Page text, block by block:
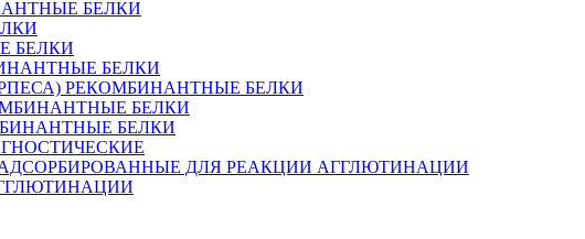
БЕЛКИ
БЕЛКИ
БЕЛКИ
РЕКОМБИНАНТНЫЕ БЕЛКИ
БЕЛКИ
БЕЛКИ
ДЛЯ РЕАКЦИИ АГГЛЮТИНАЦИИ